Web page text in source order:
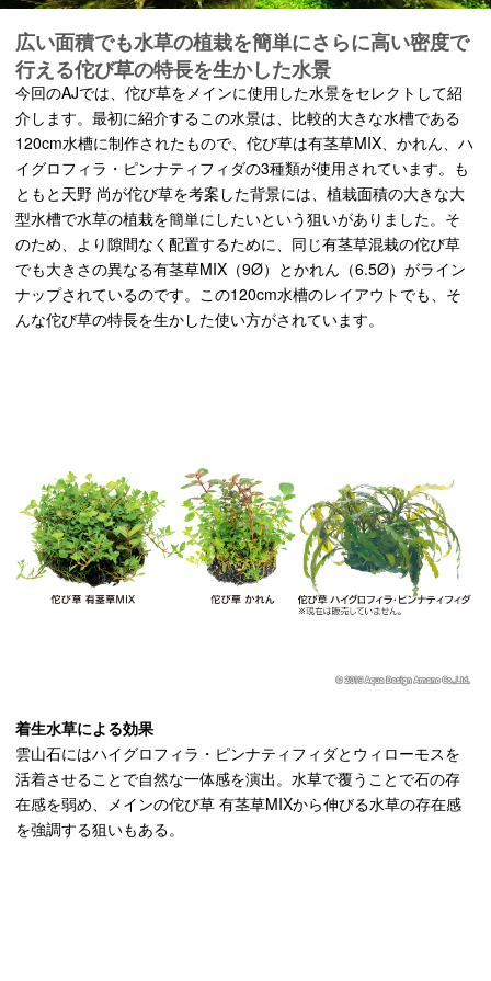
広い面積でも水草の植栽を簡単にさらに高い密度で
行える佗び草の特長を生かした水景
今回のAJでは、佗び草をメインに使用した水景をセレクトして紹
介します。最初に紹介するこの水景は、比較的大きな水槽である
120cm水槽に制作されたもので、佗び草は有茎草MIX、かれん、ハ
イグロフィラ・ピンナティフィダの3種類が使用されています。も
ともと天野 尚が佗び草を考案した背景には、植栽面積の大きな大
型水槽で水草の植栽を簡単にしたいという狙いがありました。そ
のため、より隙間なく配置するために、同じ有茎草混栽の佗び草
でも大きさの異なる有茎草MIX（9Ø）とかれん（6.5Ø）がライン
ナップされているのです。この120cm水槽のレイアウトでも、そ
んな佗び草の特長を生かした使い方がされています。
着生水草による効果
雲山石にはハイグロフィラ・ピンナティフィダとウィローモスを
活着させることで自然な一体感を演出。水草で覆うことで石の存
在感を弱め、メインの佗び草 有茎草MIXから伸びる水草の存在感
を強調する狙いもある。